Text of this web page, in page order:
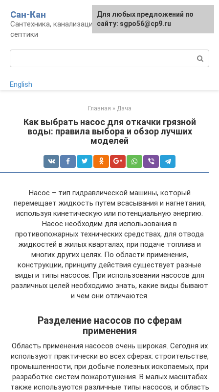
контенту
Сан-Кан
Сантехника, канализация, водопровод,
септики
English
Главная » Дача
Как выбрать насос для откачки грязной
воды: правила выбора и обзор лучших
моделей
Насос – тип гидравлической машины, который
перемещает жидкость путем всасывания и нагнетания,
используя кинетическую или потенциальную энергию.
Насос необходим для использования в
противопожарных технических средствах, для отвода
жидкостей в жилых кварталах, при подаче топлива и
многих других целях. По области применения,
конструкции, принципу действия существует разные
виды и типы насосов. При использовании насосов для
различных целей необходимо знать, какие виды бывают
и чем они отличаются.
Разделение насосов по сферам
применения
Область применения насосов очень широкая. Сегодня их
используют практически во всех сферах: строительстве,
промышленности, при добыче полезных ископаемых, при
разработке систем пожаротушения. В малых масштабах
также используются различные типы насосов, и область
Для любых предложений по
сайту: sgpo56@cp9.ru